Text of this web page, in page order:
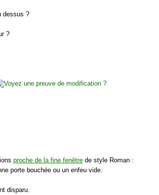
dessus ?
?
proche de la fine fenêtre de style Roman :
porte bouchée ou un enfeu vide.
disparu.